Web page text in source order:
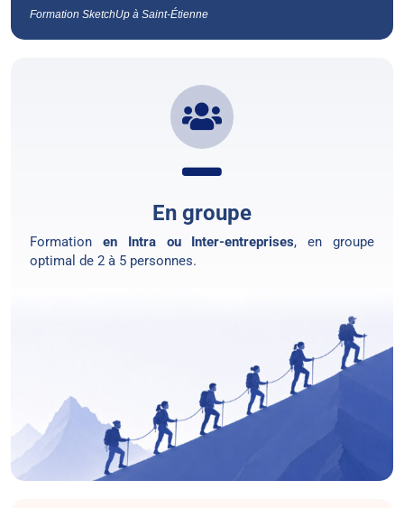
Formation SketchUp à Saint-Étienne
En groupe
Formation en Intra ou Inter-entreprises, en groupe
optimal de 2 à 5 personnes.